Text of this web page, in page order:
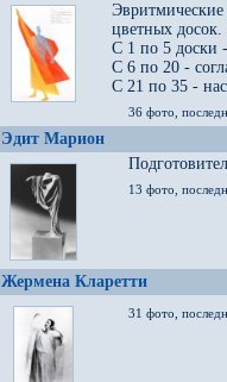
цветных досок.
С 1 по 5 доски
С 6 по 20 -
С 21 по 35 -
36 фото,
Эдит Марион
13 фото,
Жермена Кларетти
31 фото,